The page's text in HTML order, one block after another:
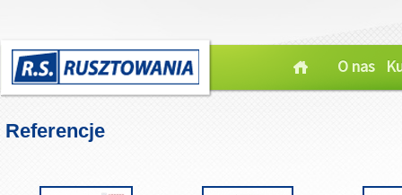
O nas
Referencje